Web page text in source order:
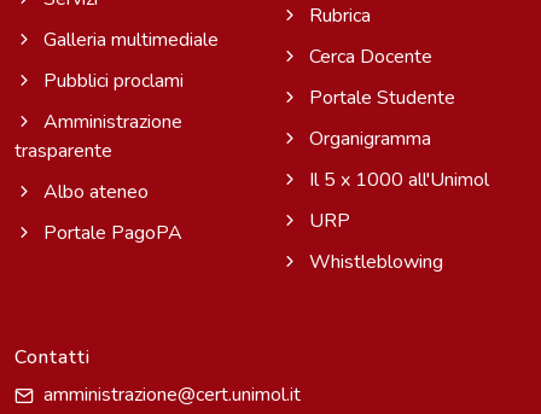
Galleria multimediale
Pubblici proclami
Amministrazione
trasparente
Albo ateneo
Portale PagoPA
Rubrica
Cerca Docente
Portale Studente
Organigramma
Il 5 x 1000 all'Unimol
URP
Whistleblowing
Contatti
amministrazione@cert.unimol.it